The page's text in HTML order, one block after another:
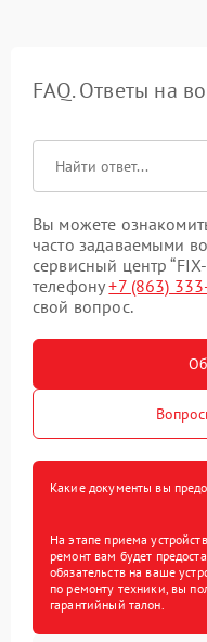
FAQ. Ответы на
Вы можете
часто задаваемыми
сервисный центр
телефону+7 (863)
свой вопрос.
Какие документы вы
На этапе приема
ремонт вам будет
обязательств на ваше
по ремонту техники, вы
гарантийный талон.